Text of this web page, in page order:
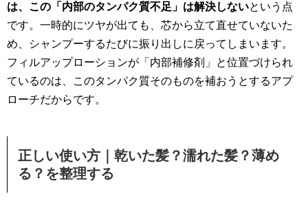
は、この「内部のタンパク質不足」は解決しないという点
です。一時的にツヤが出ても、芯から立て直せていないた
め、シャンプーするたびに振り出しに戻ってしまいます。
フィルアップローションが「内部補修剤」と位置づけられ
ているのは、このタンパク質そのものを補おうとするアプ
ローチだからです。
正しい使い方｜乾いた髪？濡れた髪？薄め
る？を整理する